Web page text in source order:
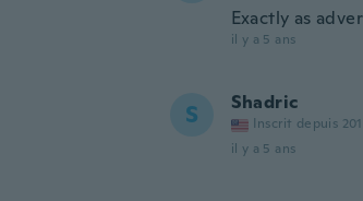
Exactly as
il y a 5 ans
S Shadric
Inscrit depuis
il y a 5 ans